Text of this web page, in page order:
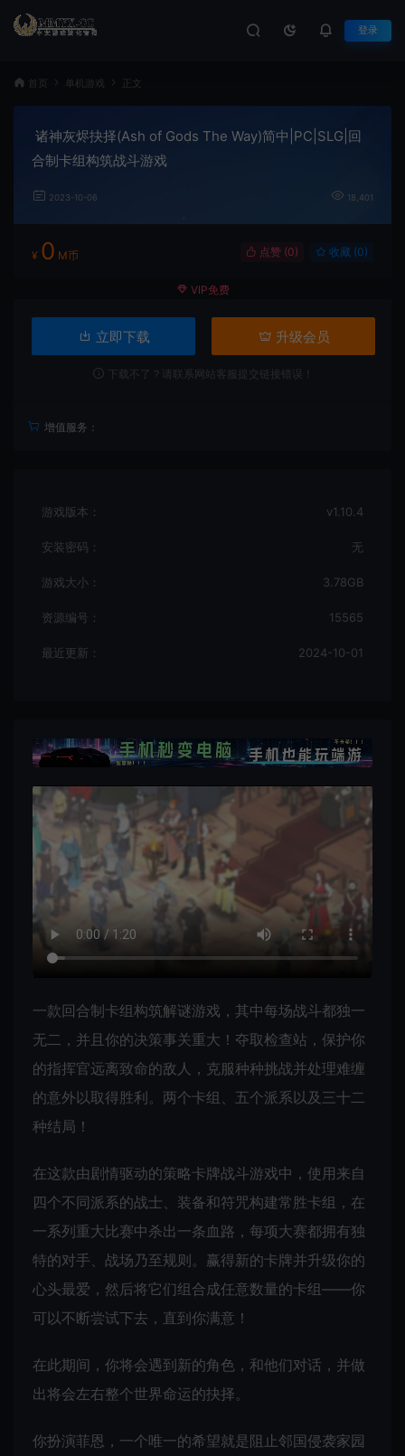
登录
首页 单机游戏 正文
诸神灰烬抉择(Ash of Gods The Way)简中|PC|SLG|回
合制卡组构筑战斗游戏
2023-10-06 18,401
¥ 0 M币 点赞 (0) 收藏 (0)
VIP免费
立即下载 升级会员
下载不了？请联系网站客服提交链接错误！
增值服务：
游戏版本： v1.10.4
安装密码： 无
游戏大小： 3.78GB
资源编号： 15565
最近更新： 2024-10-01
一款回合制卡组构筑解谜游戏，其中每场战斗都独一
无二，并且你的决策事关重大！夺取检查站，保护你
的指挥官远离致命的敌人，克服种种挑战并处理难缠
的意外以取得胜利。两个卡组、五个派系以及三十二
种结局！
在这款由剧情驱动的策略卡牌战斗游戏中，使用来自
四个不同派系的战士、装备和符咒构建常胜卡组，在
一系列重大比赛中杀出一条血路，每项大赛都拥有独
特的对手、战场乃至规则。赢得新的卡牌并升级你的
心头最爱，然后将它们组合成任意数量的卡组——你
可以不断尝试下去，直到你满意！
在此期间，你将会遇到新的角色，和他们对话，并做
出将会左右整个世界命运的抉择。
你扮演菲恩，一个唯一的希望就是阻止邻国侵袭家园